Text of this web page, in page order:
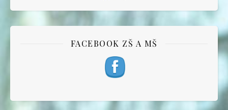
FACEBOOK ZŠ A MŠ